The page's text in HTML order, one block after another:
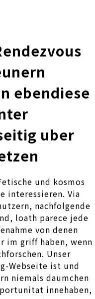
ebendiese
uber
und kosmos
interessieren. Via
nachfolgende
loath parece jede
von denen
im griff haben, wenn
Unser
Webseite ist und
niemals daumchen
innehaben,